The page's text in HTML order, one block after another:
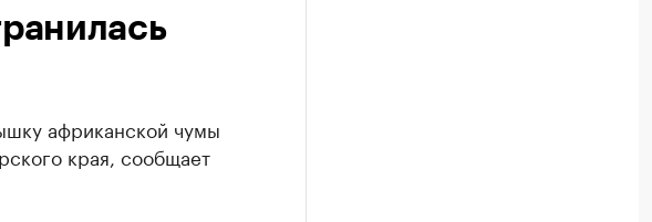
африканской чумы
края, сообщает